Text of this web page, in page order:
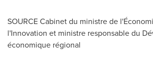
SOURCE Cabinet du ministre de
l'Innovation et ministre responsable du
économique régional